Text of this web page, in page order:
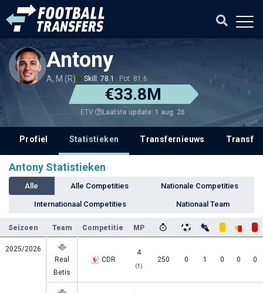
Antony
A, M (R) Skill: 78.1 Pot: 81.6
€33.8M
ETV Laatste update: 1 aug. 26
Profiel Statistieken Transfernieuws
Antony Statistieken
Alle Alle Competities Nationale Competities
Internationaal Competities Nationaal Team
Seizoen Team Competitie MP
2025/2026
Real
Betis
CDR
4
(1)
250 0 1 0 0 0